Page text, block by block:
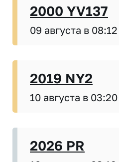
2000 YV137
09 августа в 08:12
2019 NY2
10 августа в 03:20
2026 PR